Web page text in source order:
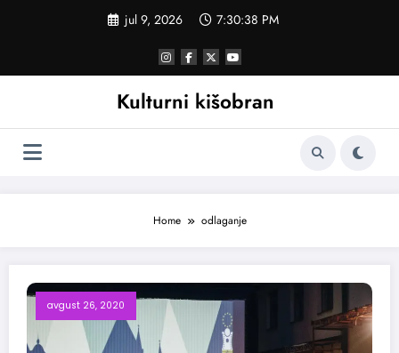
jul 9, 2026 7:30:39 PM
Kulturni kišobran
Home odlaganje
avgust 26, 2020